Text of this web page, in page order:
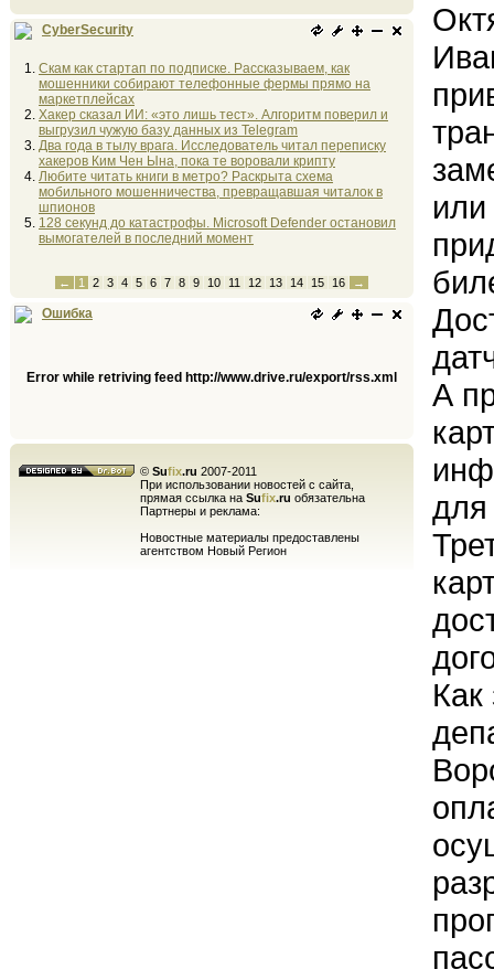
CyberSecurity
Скам как стартап по подписке. Рассказываем, как
мошенники собирают телефонные фермы прямо на
маркетплейсах
Хакер сказал ИИ: «это лишь тест». Алгоритм поверил и
выгрузил чужую базу данных из Telegram
Два года в тылу врага. Исследователь читал переписку
хакеров Ким Чен Ына, пока те воровали крипту
Любите читать книги в метро? Раскрыта схема
мобильного мошенничества, превращавшая читалок в
шпионов
128 секунд до катастрофы. Microsoft Defender остановил
вымогателей в последний момент
← 1 2 3 4 5 6 7 8 9 10 11 12 13 14 15 16 →
Ошибка
Error while retriving feed http://www.drive.ru/export/rss.xml
© Sufix.ru 2007-2011
При использовании новостей с сайта,
прямая ссылка на Sufix.ru обязательна
Партнеры и реклама:
Новостные материалы предоставлены
агентством Новый Регион
А
для
Как